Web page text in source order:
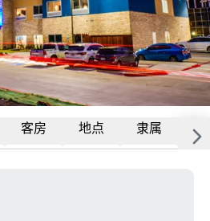
客房 地点 隶属 常